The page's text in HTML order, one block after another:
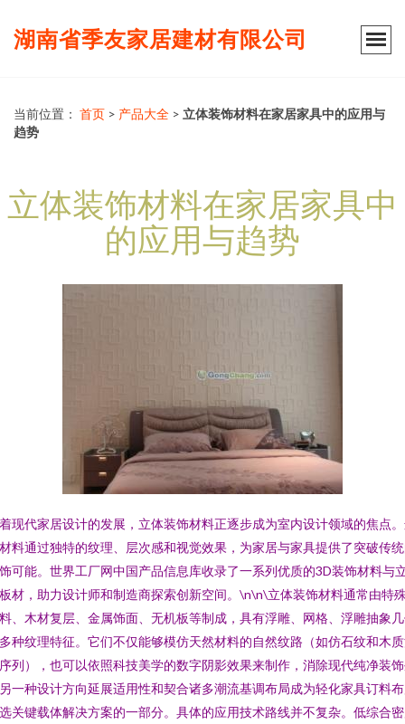
湖南省季友家居建材有限公司
当前位置： 首页 > 产品大全 > 立体装饰材料在家居家具中的应用与
趋势
立体装饰材料在家居家具中
的应用与趋势
现代家居设计的发展，立体装饰材料正逐步成为室内设计领域的焦点
料通过独特的纹理、层次感和视觉效果，为家居与家具提供了突破传
可能。世界工厂网中国产品信息库收录了一系列优质的3D装饰材料与
材，助力设计师和制造商探索创新空间。\n\n\立体装饰材料通常由特
、木材复层、金属饰面、无机板等制成，具有浮雕、网格、浮雕抽象
种纹理特征。它们不仅能够模仿天然材料的自然纹路（如仿石纹和木
列），也可以依照科技美学的数字阴影效果来制作，消除现代纯净装
一种设计方向延展适用性和契合诸多潮流基调布局成为轻化家具订料
关键载体解决方案的一部分。具体的应用技术路线并不复杂。低综合